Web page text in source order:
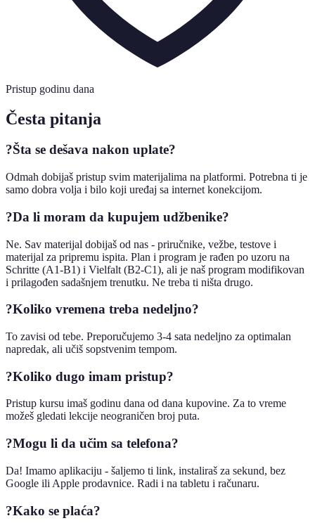
Pristup godinu dana
Česta pitanja
?Šta se dešava nakon uplate?
Odmah dobijaš pristup svim materijalima na platformi. Potrebna ti je
samo dobra volja i bilo koji uređaj sa internet konekcijom.
?Da li moram da kupujem udžbenike?
Ne. Sav materijal dobijaš od nas - priručnike, vežbe, testove i
materijal za pripremu ispita. Plan i program je rađen po uzoru na
Schritte (A1-B1) i Vielfalt (B2-C1), ali je naš program modifikovan
i prilagođen sadašnjem trenutku. Ne treba ti ništa drugo.
?Koliko vremena treba nedeljno?
To zavisi od tebe. Preporučujemo 3-4 sata nedeljno za optimalan
napredak, ali učiš sopstvenim tempom.
?Koliko dugo imam pristup?
Pristup kursu imaš godinu dana od dana kupovine. Za to vreme
možeš gledati lekcije neograničen broj puta.
?Mogu li da učim sa telefona?
Da! Imamo aplikaciju - šaljemo ti link, instaliraš za sekund, bez
Google ili Apple prodavnice. Radi i na tabletu i računaru.
?Kako se plaća?